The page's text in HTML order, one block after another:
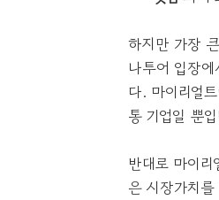
하지만 가장
나투어 입장
다. 마이리얼
통 기업일 뿐
반대로 마이
은 시장가치